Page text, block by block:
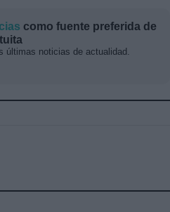
como fuente preferida de
últimas noticias de actualidad.